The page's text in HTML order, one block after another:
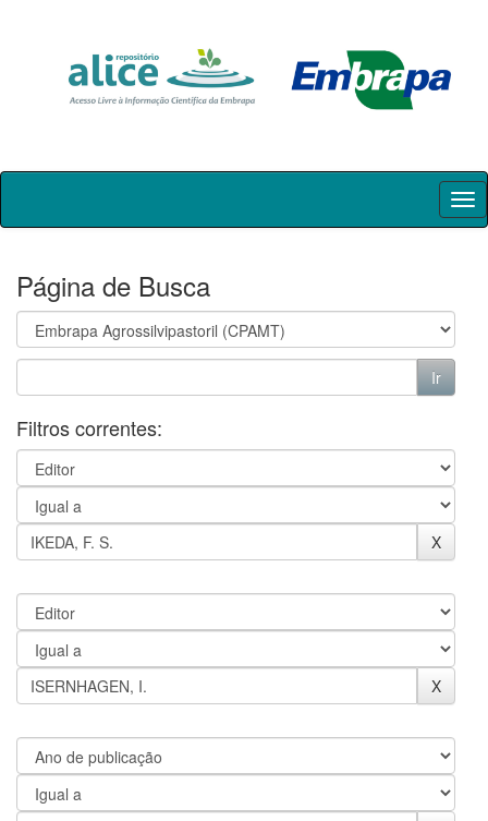
Skip
Página de Busca
Filtros correntes: